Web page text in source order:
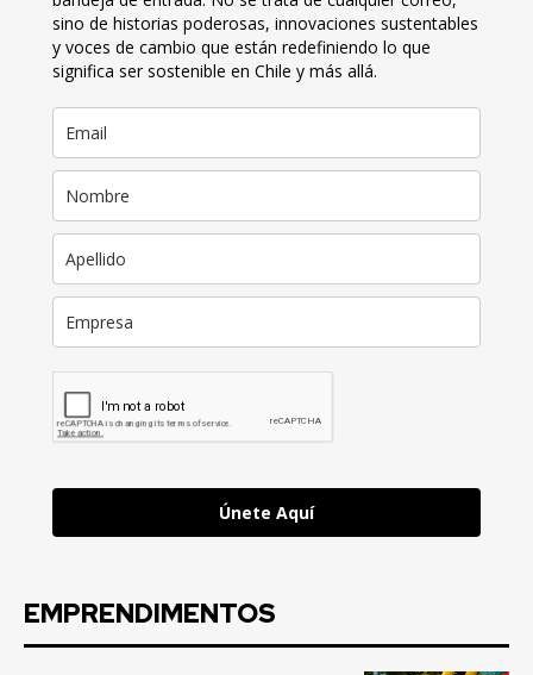
sino de historias poderosas, innovaciones sustentables
y voces de cambio que están redefiniendo lo que
significa ser sostenible en Chile y más allá.
Únete Aquí
EMPRENDIMENTOS